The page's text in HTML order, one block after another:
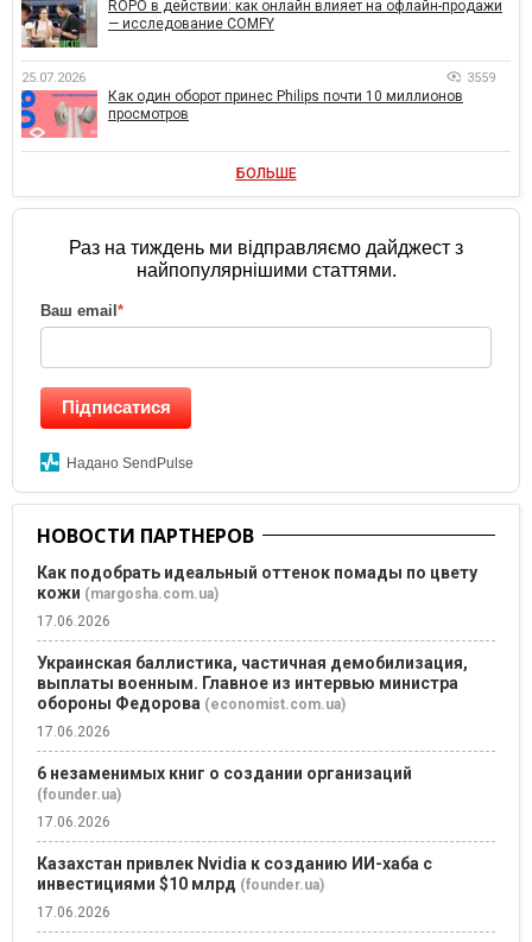
ROPO в действии: как онлайн влияет на офлайн-продажи
— исследование COMFY
25.07.2026 3559
Как один оборот принес Philips почти 10 миллионов
просмотров
БОЛЬШЕ
Раз на тиждень ми відправляємо дайджест з
найпопулярнішими статтями.
Ваш email*
Підписатися
Надано SendPulse
НОВОСТИ ПАРТНЕРОВ
Как подобрать идеальный оттенок помады по цвету
кожи (margosha.com.ua)
17.06.2026
Украинская баллистика, частичная демобилизация,
выплаты военным. Главное из интервью министра
обороны Федорова (economist.com.ua)
17.06.2026
6 незаменимых книг о создании организаций
(founder.ua)
17.06.2026
Казахстан привлек Nvidia к созданию ИИ-хаба с
инвестициями $10 млрд (founder.ua)
17.06.2026